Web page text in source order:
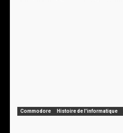
Commodore Histoire de l'informatique